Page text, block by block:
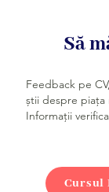
Să
Feedback pe
știi despre piața
Informații
Cursul